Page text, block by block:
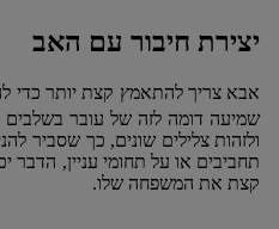
יצירת חיבור עם האב
אבא צריך להתאמץ קצת יותר כדי
שמיעה דומה לזה של עובר בשלבים
ולזהות צלילים שונים, כך שסביר
תחביבים או על תחומי עניין, הדבר
קצת את המשפחה שלו.